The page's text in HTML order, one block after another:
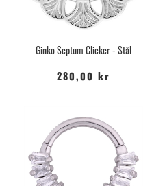
Ginko Septum Clicker - Stål
280,00 kr